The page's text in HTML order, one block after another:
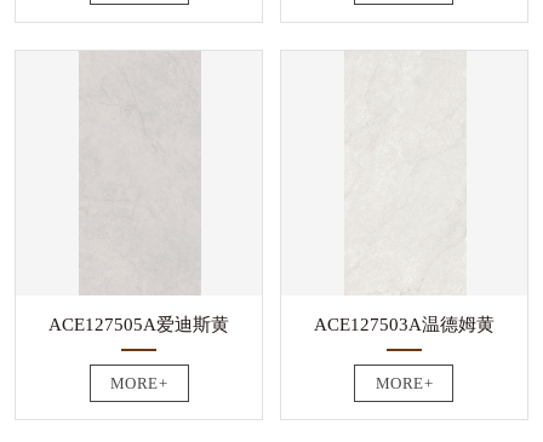
ACE127505A爱迪斯黄
MORE+
ACE127503A温德姆黄
MORE+